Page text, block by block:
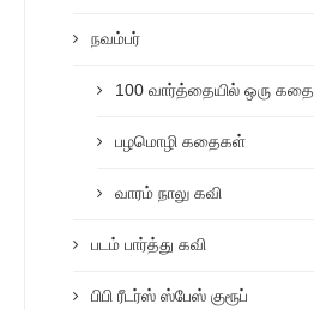
நவம்பர்
100 வார்த்தையில் ஒரு கதை
பழமொழி கதைகள்
வாரம் நாலு கவி
படம் பார்த்து கவி
பிபி ரீடர்ஸ் ஸ்பேஸ் குரூப்